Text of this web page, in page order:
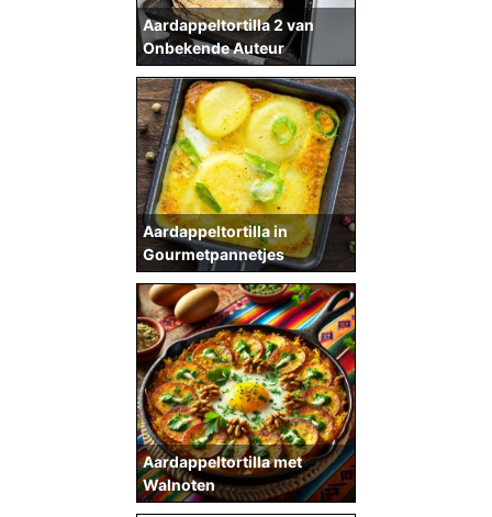
Aardappeltortilla 2 van
Onbekende Auteur
Aardappeltortilla in
Gourmetpannetjes
Aardappeltortilla met
Walnoten